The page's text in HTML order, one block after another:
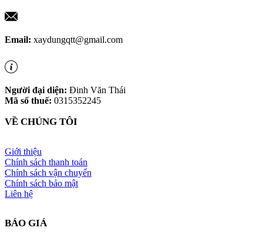
Email: xaydungqtt@gmail.com
Người đại diện: Đinh Văn Thái
Mã số thuế: 0315352245
VỀ CHÚNG TÔI
Giới thiệu
Chính sách thanh toán
Chính sách vận chuyển
Chính sách bảo mật
Liên hệ
BÁO GIÁ